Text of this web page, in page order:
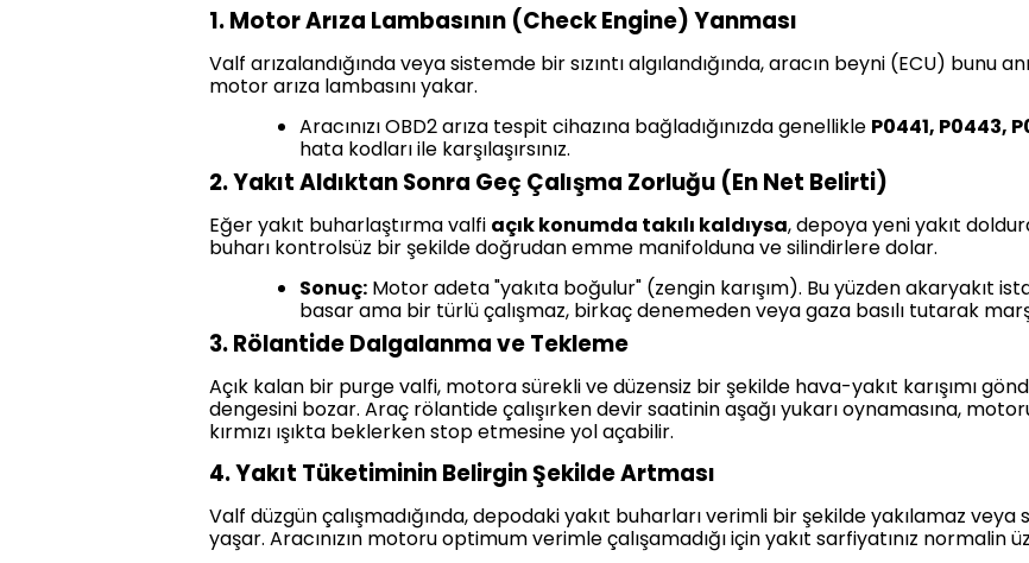
1. Motor Arıza Lambasının (Check Engine) Yanması
Valf arızalandığında veya sistemde bir sızıntı algılandığında, aracın beyni (ECU)
motor arıza lambasını yakar.
Aracınızı OBD2 arıza tespit cihazına bağladığınızda genellikle P0441, P0443,
hata kodları ile karşılaşırsınız.
2. Yakıt Aldıktan Sonra Geç Çalışma Zorluğu (En Net Belirti)
Eğer yakıt buharlaştırma valfi açık konumda takılı kaldıysa, depoya yeni yakıt
buharı kontrolsüz bir şekilde doğrudan emme manifolduna ve silindirlere dolar.
Sonuç: Motor adeta "yakıta boğulur" (zengin karışım). Bu yüzden akaryakıt
basar ama bir türlü çalışmaz, birkaç denemeden veya gaza basılı tutarak
3. Rölantide Dalgalanma ve Tekleme
Açık kalan bir purge valfi, motora sürekli ve düzensiz bir şekilde hava-yakıt karışımı
dengesini bozar. Araç rölantide çalışırken devir saatinin aşağı yukarı oynamasına,
kırmızı ışıkta beklerken stop etmesine yol açabilir.
4. Yakıt Tüketiminin Belirgin Şekilde Artması
Valf düzgün çalışmadığında, depodaki yakıt buharları verimli bir şekilde yakılamaz
yaşar. Aracınızın motoru optimum verimle çalışamadığı için yakıt sarfiyatınız normalin